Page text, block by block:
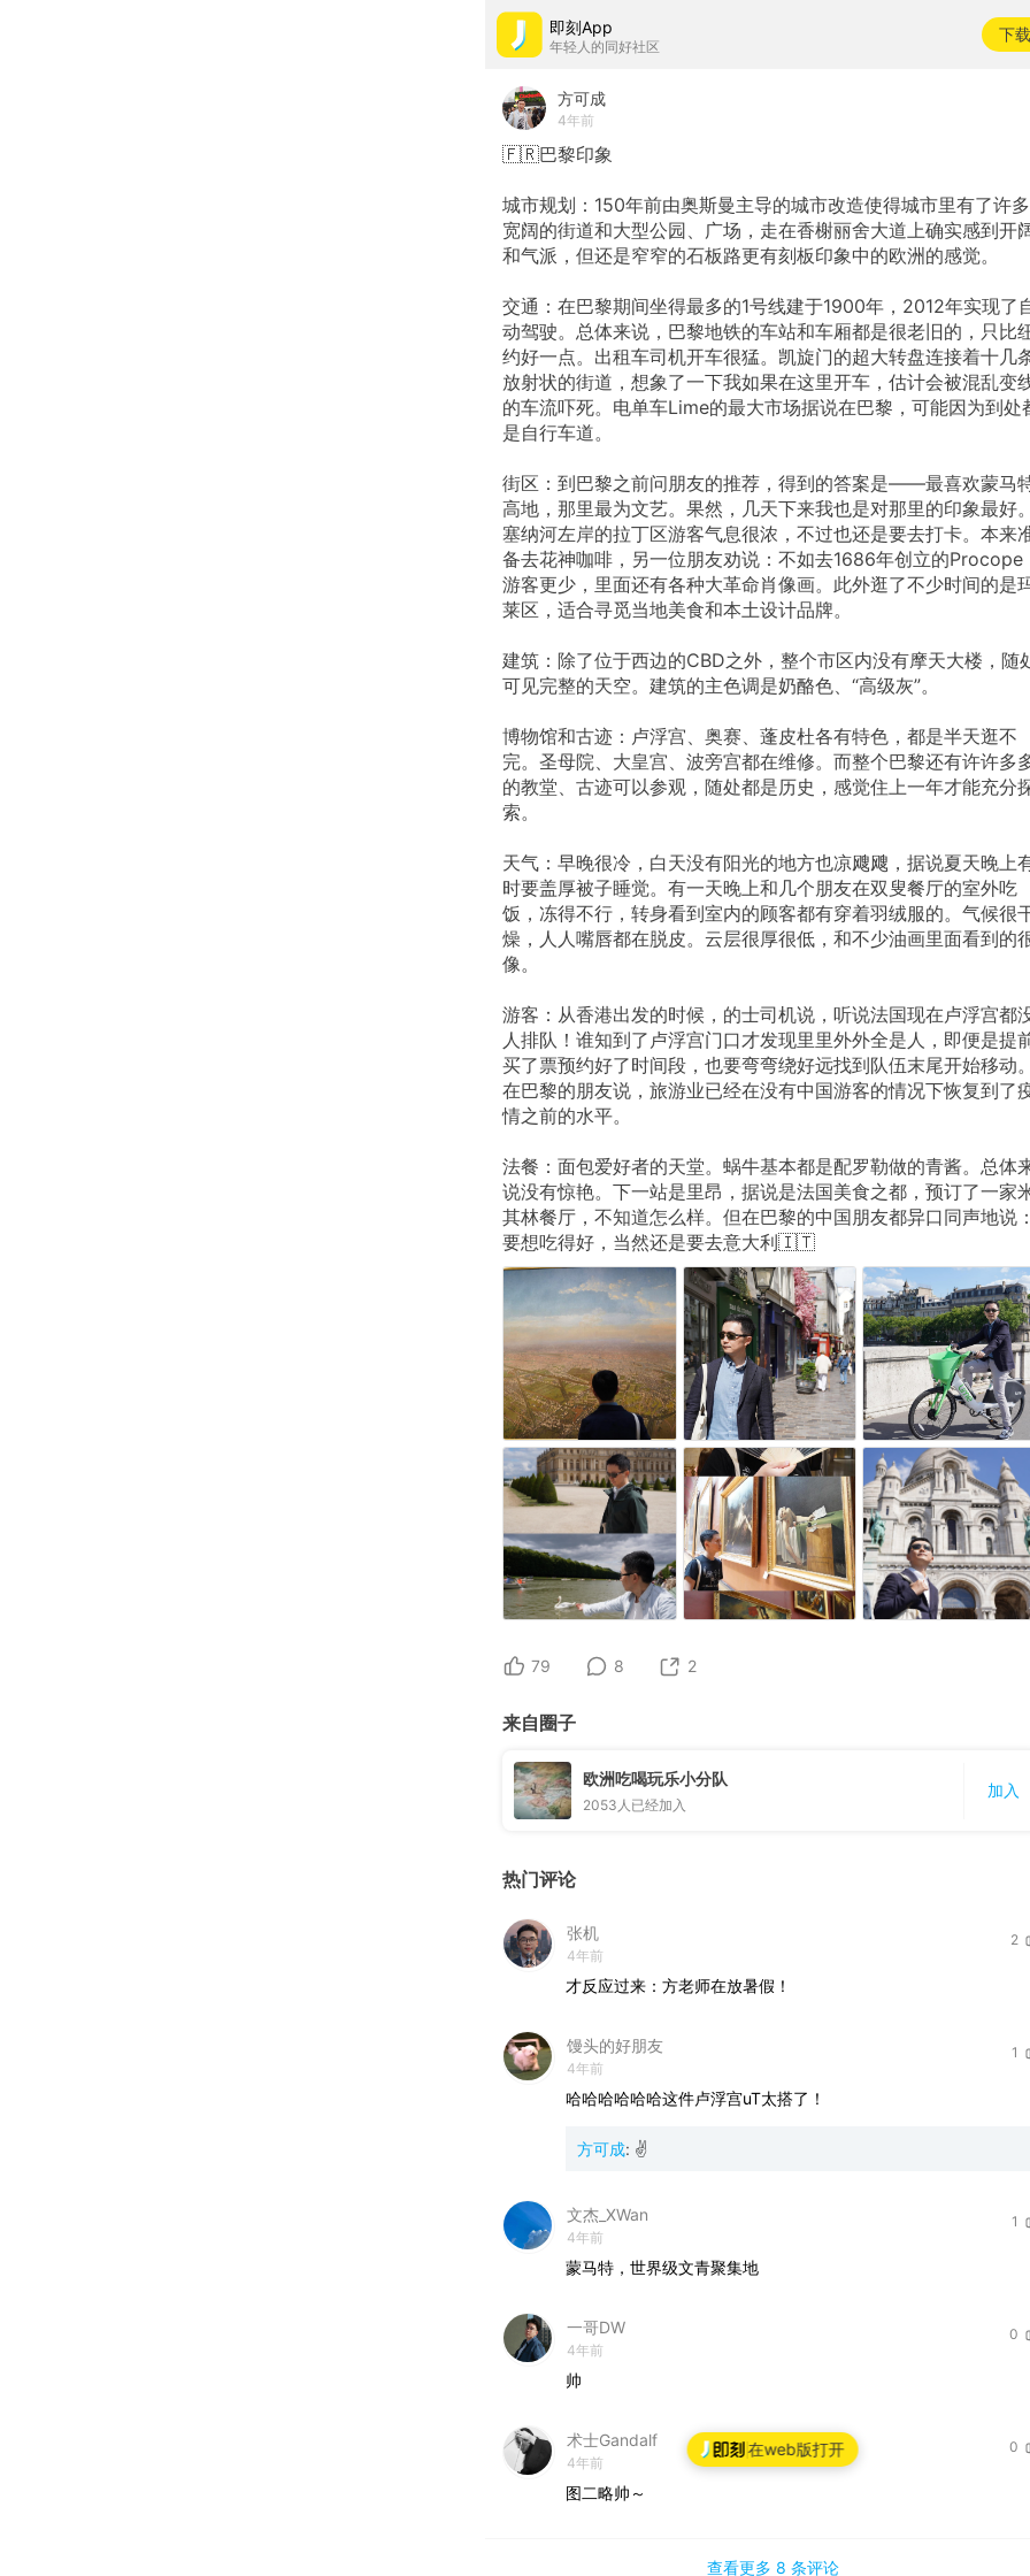
即刻App
年轻人的同好社区
下载
在web版打开
方可成
4年前
🇫🇷巴黎印象
城市规划：150年前由奥斯曼主导的城市改造使得城市里有了许多
宽阔的街道和大型公园、广场，走在香榭丽舍大道上确实感到开
和气派，但还是窄窄的石板路更有刻板印象中的欧洲的感觉。
交通：在巴黎期间坐得最多的1号线建于1900年，2012年实现了
动驾驶。总体来说，巴黎地铁的车站和车厢都是很老旧的，只比
约好一点。出租车司机开车很猛。凯旋门的超大转盘连接着十几
放射状的街道，想象了一下我如果在这里开车，估计会被混乱变
的车流吓死。电单车Lime的最大市场据说在巴黎，可能因为到处
是自行车道。
街区：到巴黎之前问朋友的推荐，得到的答案是——最喜欢蒙马
高地，那里最为文艺。果然，几天下来我也是对那里的印象最好。
塞纳河左岸的拉丁区游客气息很浓，不过也还是要去打卡。本来
备去花神咖啡，另一位朋友劝说：不如去1686年创立的Procope
游客更少，里面还有各种大革命肖像画。此外逛了不少时间的是
莱区，适合寻觅当地美食和本土设计品牌。
建筑：除了位于西边的CBD之外，整个市区内没有摩天大楼，随
可见完整的天空。建筑的主色调是奶酪色、“高级灰”。
博物馆和古迹：卢浮宫、奥赛、蓬皮杜各有特色，都是半天逛不
完。圣母院、大皇宫、波旁宫都在维修。而整个巴黎还有许许多
的教堂、古迹可以参观，随处都是历史，感觉住上一年才能充分
索。
天气：早晚很冷，白天没有阳光的地方也凉飕飕，据说夏天晚上
时要盖厚被子睡觉。有一天晚上和几个朋友在双叟餐厅的室外吃
饭，冻得不行，转身看到室内的顾客都有穿着羽绒服的。气候很
燥，人人嘴唇都在脱皮。云层很厚很低，和不少油画里面看到的
像。
游客：从香港出发的时候，的士司机说，听说法国现在卢浮宫都
人排队！谁知到了卢浮宫门口才发现里里外外全是人，即便是提
买了票预约好了时间段，也要弯弯绕好远找到队伍末尾开始移动。
在巴黎的朋友说，旅游业已经在没有中国游客的情况下恢复到了
情之前的水平。
法餐：面包爱好者的天堂。蜗牛基本都是配罗勒做的青酱。总体
说没有惊艳。下一站是里昂，据说是法国美食之都，预订了一家
其林餐厅，不知道怎么样。但在巴黎的中国朋友都异口同声地说：
要想吃得好，当然还是要去意大利🇮🇹
79 8 2
来自圈子
欧洲吃喝玩乐小分队
2053 人已经加入
加入
热门评论
张机
4年前
2
才反应过来：方老师在放暑假！
馒头的好朋友
4年前
1
哈哈哈哈哈哈这件卢浮宫uT太搭了！
方可成: ✌️
文杰_XWan
4年前
1
蒙马特，世界级文青聚集地
一哥DW
4年前
0
帅
术士Gandalf
4年前
0
图二略帅～
查看更多 8 条评论